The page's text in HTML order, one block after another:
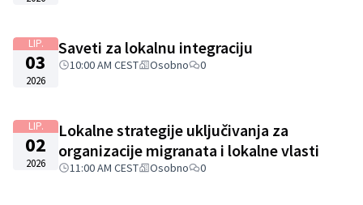
LIP.
03
2026
Saveti za lokalnu integraciju
10:00 AM CEST Osobno 0
LIP.
02
2026
Lokalne strategije uključivanja za
organizacije migranata i lokalne vlasti
11:00 AM CEST Osobno 0